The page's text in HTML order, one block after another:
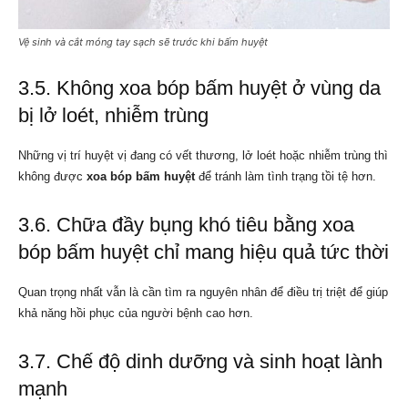
Vệ sinh và cắt móng tay sạch sẽ trước khi bấm huyệt
3.5. Không xoa bóp bấm huyệt ở vùng da
bị lở loét, nhiễm trùng
Những vị trí huyệt vị đang có vết thương, lở loét hoặc nhiễm trùng thì
không được xoa bóp bấm huyệt để tránh làm tình trạng tồi tệ hơn.
3.6. Chữa đầy bụng khó tiêu bằng xoa
bóp bấm huyệt chỉ mang hiệu quả tức thời
Quan trọng nhất vẫn là cần tìm ra nguyên nhân để điều trị triệt để giúp
khả năng hồi phục của người bệnh cao hơn.
3.7. Chế độ dinh dưỡng và sinh hoạt lành
mạnh